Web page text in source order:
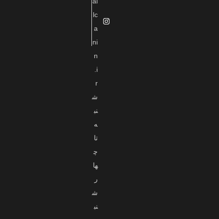
lc
a
ni
n
.i
r
ش
نب
ه
تا
چ
ها
ر
ش
نب